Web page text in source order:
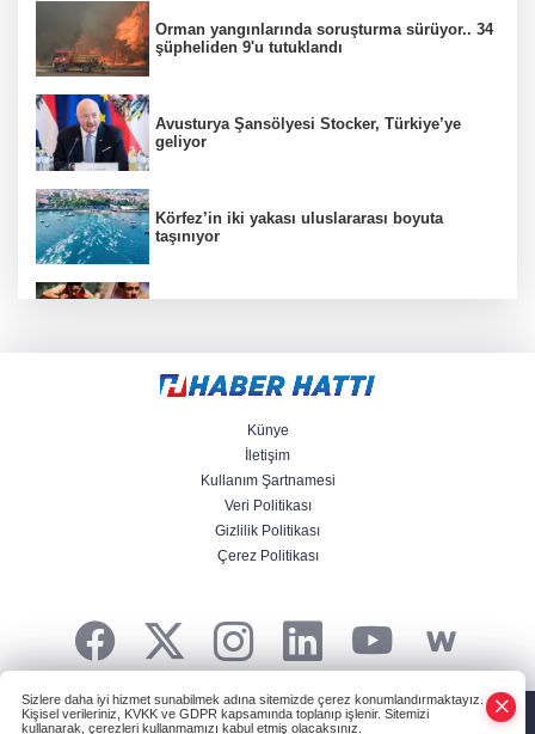
Orman yangınlarında soruşturma sürüyor.. 34
şüpheliden 9'u tutuklandı
Avusturya Şansölyesi Stocker, Türkiye’ye
geliyor
Körfez’in iki yakası uluslararası boyuta
taşınıyor
Yachting şampiyonluğu elde etti
Bursa’da 700 yıllık ruh marşlarla yaşatılıyor
Künye
İletişim
Kullanım Şartnamesi
Veri Politikası
Gizlilik Politikası
Çerez Politikası
HABER YAZILIMIve TURKTICARET.NET projesidir Copyright© 2006-2026
Tüm hakları saklıdır.
Sizlere daha iyi hizmet sunabilmek adına sitemizde çerez konumlandırmaktayız.
Kişisel verileriniz, KVKK ve GDPR kapsamında toplanıp işlenir. Sitemizi
kullanarak, çerezleri kullanmamızı kabul etmiş olacaksınız.